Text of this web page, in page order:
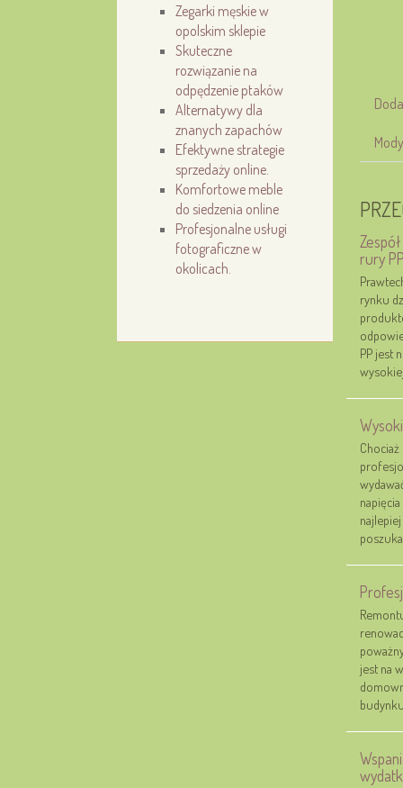
Zegarki męskie w
opolskim sklepie
Skuteczne
rozwiązanie na
odpędzenie ptaków
Alternatywy dla
znanych zapachów
Efektywne strategie
sprzedaży online.
Komfortowe meble
do siedzenia online
Profesjonalne usługi
fotograficzne w
okolicach.
rury
rynku
PP jest
jest na